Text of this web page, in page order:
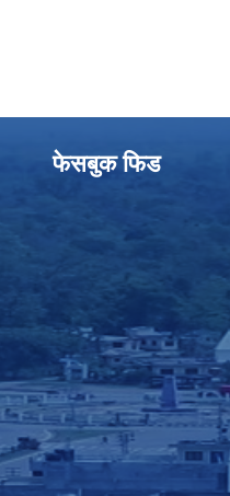
फेसबुक फिड